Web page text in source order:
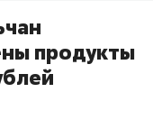
продукты